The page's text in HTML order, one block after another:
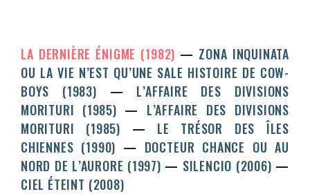
LA DERNIÈRE ÉNIGME (1982)
ZONA INQUINATA
OU LA VIE N’EST QU’UNE SALE HISTOIRE DE COW-
BOYS (1983)
L’AFFAIRE DES DIVISIONS
MORITURI (1985)
L’AFFAIRE DES DIVISIONS
MORITURI (1985)
LE TRÉSOR DES ÎLES
CHIENNES (1990)
DOCTEUR CHANCE OU AU
NORD DE L’AURORE (1997)
SILENCIO (2006)
CIEL ÉTEINT (2008)